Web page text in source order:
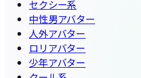
セクシー系
中性男アバター
人外アバター
ロリアバター
少年アバター